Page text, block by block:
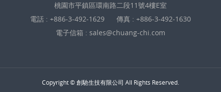
桃園市平鎮區環南路二段11號4樓E室
電話 : +886-3-492-1629
傳真 : +886-3-492-1630
電子信箱 : sales@chuang-chi.com
Copyright © 創馳生技有限公司 All Rights Reserved.